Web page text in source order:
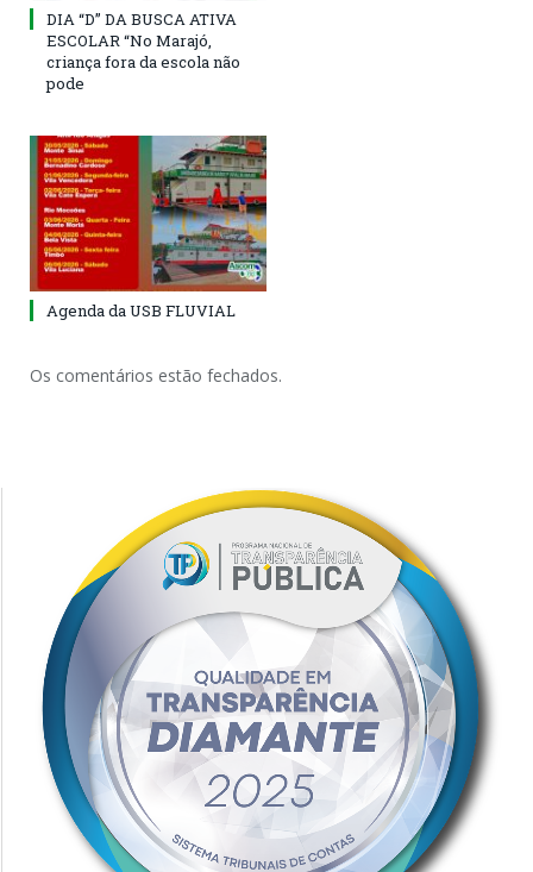
DIA “D” DA BUSCA ATIVA
ESCOLAR “No Marajó,
criança fora da escola não
pode
Agenda da USB FLUVIAL
Os comentários estão fechados.